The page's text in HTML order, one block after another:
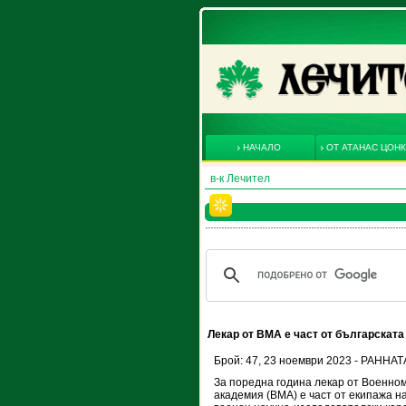
НАЧАЛО ОТ АТАНАС
в-к Лечител
Лекар от ВМА е част от
Брой: 47, 23 ноември 2023 -
За поредна година лекар от
академия (ВМА) е част от екипажа